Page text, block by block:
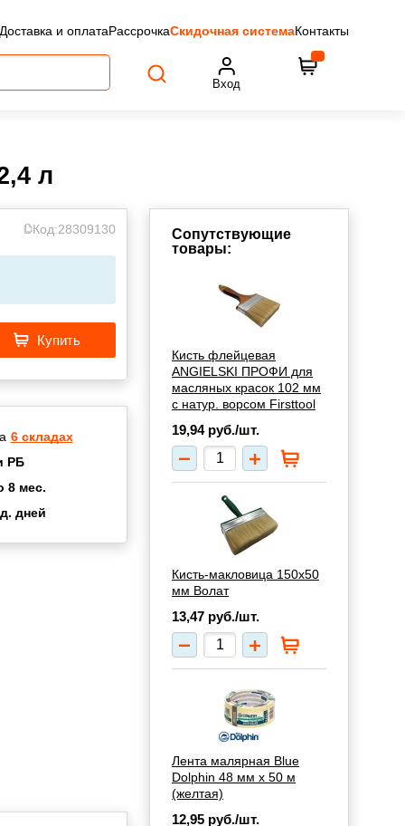
Доставка и оплатаРассрочкаСкидочная системаКонтакты
Вход
л
Код:28309130
Купить
6 складах
РБ
8 мес.
дней
Сопутствующие
товары:
Кисть флейцевая
ANGIELSKI ПРОФИ для
масляных красок 102 мм
с натур. ворсом Firsttool
19,94 руб./шт.
Кисть-макловица 150х50
мм Волат
13,47 руб./шт.
Лента малярная Blue
Dolphin 48 мм х 50 м
(желтая)
12,95 руб./шт.